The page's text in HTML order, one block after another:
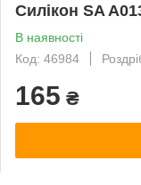
Силікон SA
В наявності
Код: 46984
165 ₴